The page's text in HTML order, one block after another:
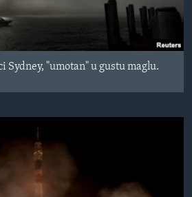
Sydney, "umotan" u gustu maglu.